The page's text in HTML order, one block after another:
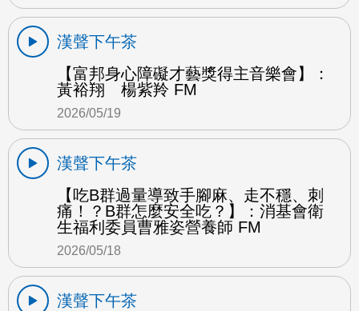
漢聲下午茶
【富邦身心障礙才藝獎得主音樂會】：
黃裕翔 楊紫羚 FM
2026/05/19
漢聲下午茶
【吃B群過量導致手腳麻、走不穩、刺
痛！？B群怎麼安全吃？】：消基會衛
生福利委員曹雅姿營養師 FM
2026/05/18
漢聲下午茶